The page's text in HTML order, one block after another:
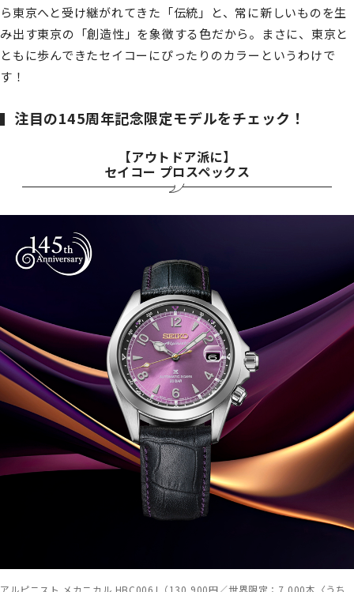
ら東京へと受け継がれてきた「伝統」と、常に新しいものを生
み出す東京の「創造性」を象徴する色だから。まさに、東京と
ともに歩んできたセイコーにぴったりのカラーというわけで
す！
注目の145周年記念限定モデルをチェック！
【アウトドア派に】
セイコー プロスペックス
アルピニスト メカニカル HBC006J（130,900円／世界限定：7,000本〈うち